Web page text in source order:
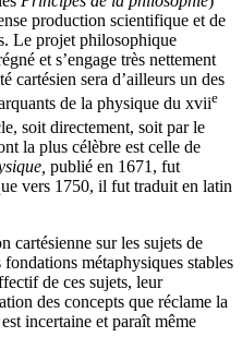
production scientifique et de
Le projet philosophique
et s’engage très nettement
cartésien sera d’ailleurs un des
de la physique du xviie
soit directement, soit par le
la plus célèbre est celle de
publié en 1671, fut
vers 1750, il fut traduit en latin
cartésienne sur les sujets de
métaphysiques stables
de ces sujets, leur
des concepts que réclame la
incertaine et paraît même